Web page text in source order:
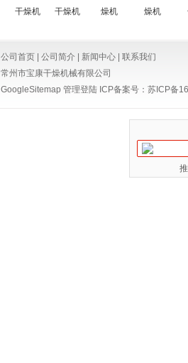
干燥机
干燥机
燥机
燥机
公司首页 公司简介 新闻中心
联系我们
常州市宝康干燥机械有限公司
GoogleSitemap 管理登陆 ICP备案号： 苏ICP备